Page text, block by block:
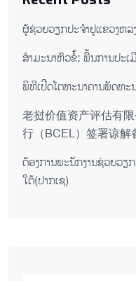
ຜູ້ຊ່ວຍ​ວຽກປະ​ຈຳ​ຢູ​​ແຂວງຫລ
ສຳມະນາຫົວຂໍ້: ພື້ນການປະ
ພິ​ທີ​ເປີດ​ໂຕ​ທະ​ນາ​ຄານ​ພັດ​ທ
老挝价值资产评估有
行（BCEL）签署谅解
ຕ​້ອງ​ການ​ພະ​ນັກ​ງານ​ຊ່ວຍ​ວ
ໃຕ້​(ປາກ​ເຊ)